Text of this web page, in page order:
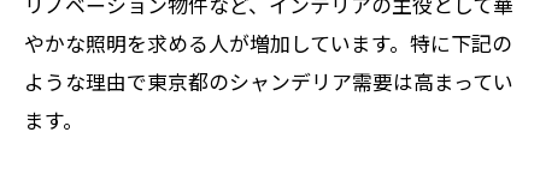
やかな照明を求める人が増加しています。特に下記の
ような理由で東京都のシャンデリア需要は高まってい
ます。